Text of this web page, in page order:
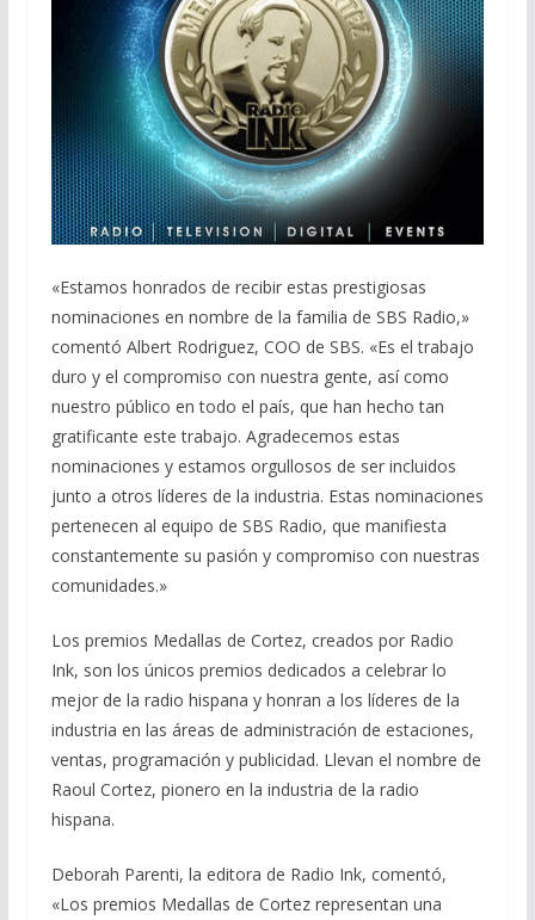
«Estamos honrados de recibir estas prestigiosas
nominaciones en nombre de la familia de SBS Radio,»
comentó Albert Rodriguez, COO de SBS. «Es el trabajo
duro y el compromiso con nuestra gente, así como
nuestro público en todo el país, que han hecho tan
gratificante este trabajo. Agradecemos estas
nominaciones y estamos orgullosos de ser incluidos
junto a otros líderes de la industria. Estas nominaciones
pertenecen al equipo de SBS Radio, que manifiesta
constantemente su pasión y compromiso con nuestras
comunidades.»
Los premios Medallas de Cortez, creados por Radio
Ink, son los únicos premios dedicados a celebrar lo
mejor de la radio hispana y honran a los líderes de la
industria en las áreas de administración de estaciones,
ventas, programación y publicidad. Llevan el nombre de
Raoul Cortez, pionero en la industria de la radio
hispana.
Deborah Parenti, la editora de Radio Ink, comentó,
«Los premios Medallas de Cortez representan una